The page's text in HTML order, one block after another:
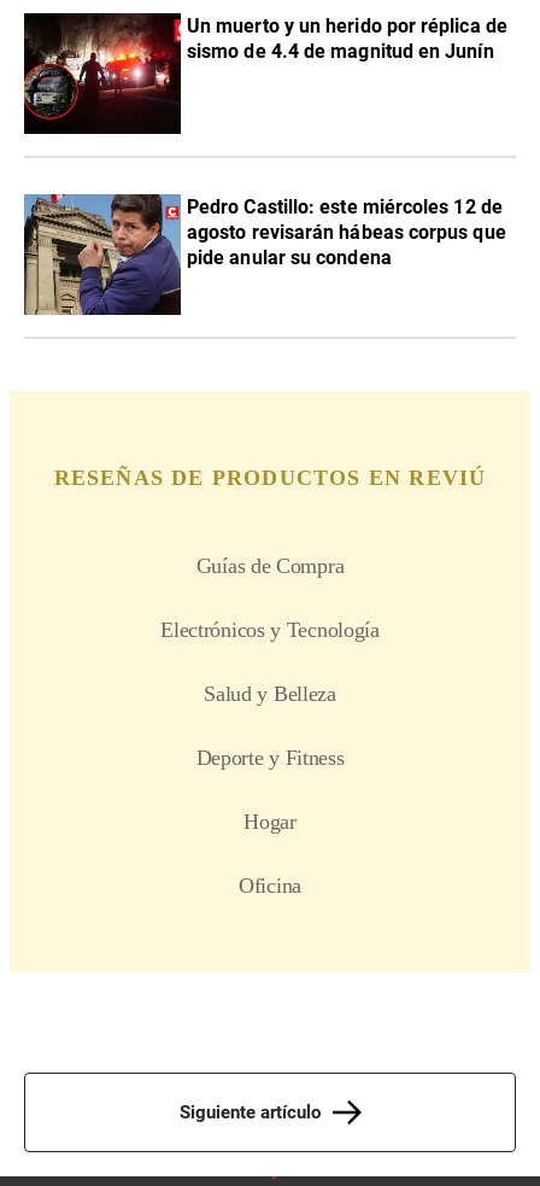
Un muerto y un herido por réplica de
sismo de 4.4 de magnitud en Junín
Pedro Castillo: este miércoles 12 de
agosto revisarán hábeas corpus que
pide anular su condena
Siguiente artículo